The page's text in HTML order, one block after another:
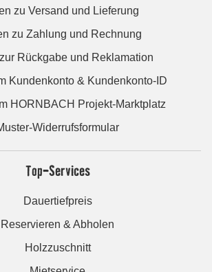
zu Versand und Lieferung
zu Zahlung und Rechnung
Rückgabe und Reklamation
Kundenkonto & Kundenkonto-ID
HORNBACH Projekt-Marktplatz
Widerrufsformular
Top-Services
Dauertiefpreis
Reservieren & Abholen
Holzzuschnitt